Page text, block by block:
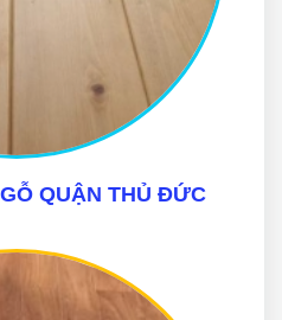
QUẬN THỦ ĐỨC